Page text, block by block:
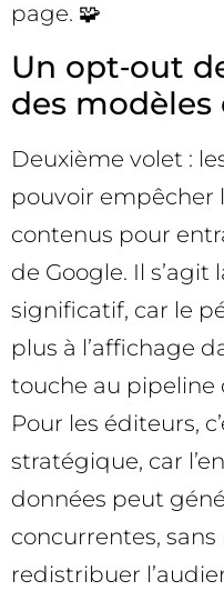
page. 🧩
Un opt‑out
des modèles
Deuxième volet :
pouvoir empêcher
contenus pour
de Google. Il s’agit
significatif, car le
plus à l’affichage
touche au pipeline
Pour les éditeurs,
stratégique, car
données peut
concurrentes,
redistribuer